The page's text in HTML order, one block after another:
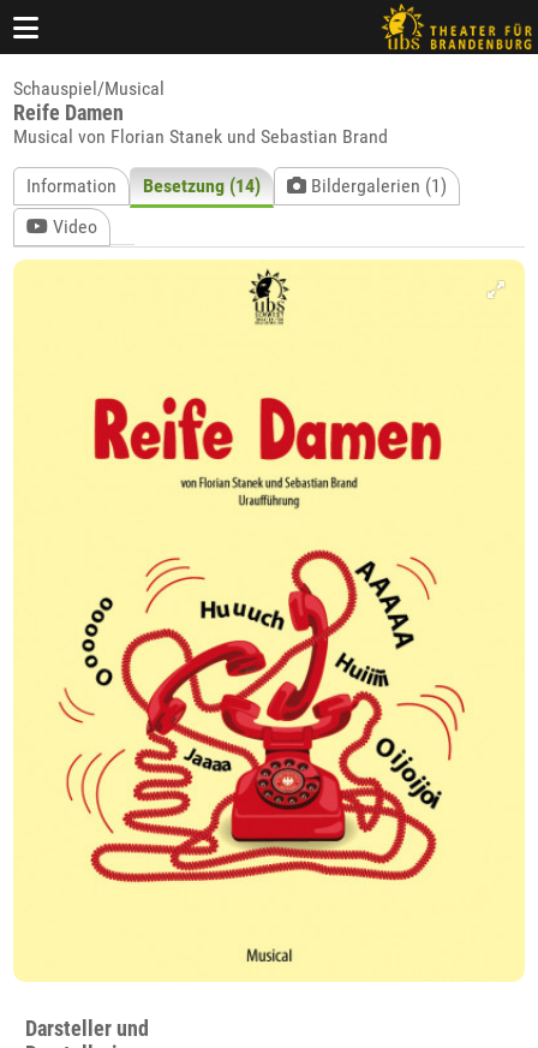
Schauspiel/Musical
Reife Damen
Musical von Florian Stanek und Sebastian Brand
Information Besetzung (14)
Bildergalerien (1)
Video
Darsteller und